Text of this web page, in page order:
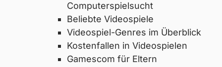
Computerspielsucht
Beliebte Videospiele
Videospiel-Genres im Überblick
Kostenfallen in Videospielen
Gamescom für Eltern